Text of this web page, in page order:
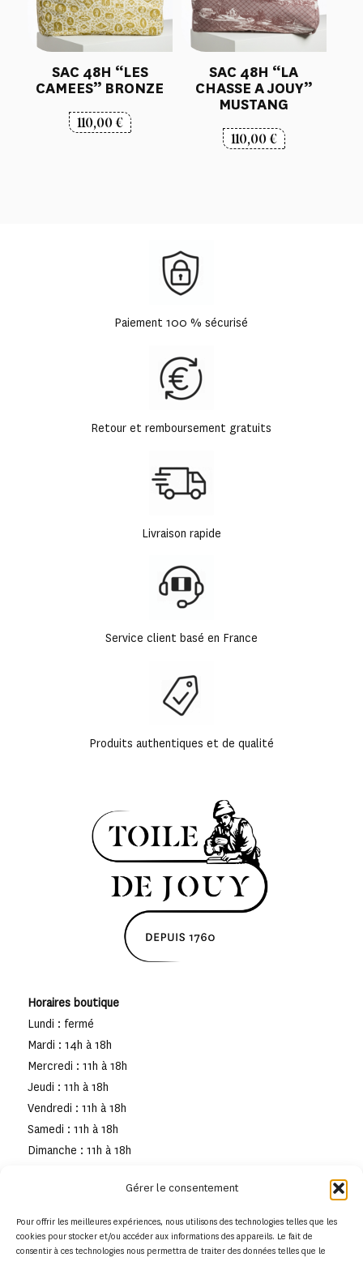
Gérer le consentement
Pour offrir les meilleures expériences, nous utilisons des technologies telles que les
cookies pour stocker et/ou accéder aux informations des appareils. Le fait de
consentir à ces technologies nous permettra de traiter des données telles que le
SAC 48H “LES
CAMEES” BRONZE
110,00€
SAC 48H “LA
CHASSE A JOUY”
MUSTANG
110,00€
Paiement 100 % sécurisé
Retour et remboursement gratuits
Livraison rapide
Service client basé en France
Produits authentiques et de qualité
Horaires boutique
Lundi : fermé
Mardi : 14h à 18h
Mercredi : 11h à 18h
Jeudi : 11h à 18h
Vendredi : 11h à 18h
Samedi : 11h à 18h
Dimanche : 11h à 18h